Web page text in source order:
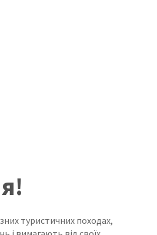
туристичних походах,